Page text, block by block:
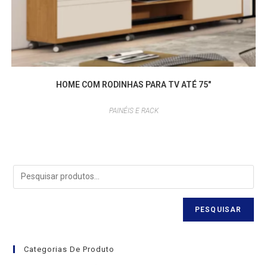
HOME COM RODINHAS PARA TV ATÉ 75″
PAINÉIS E RACK
PESQUISAR
Categorias De Produto